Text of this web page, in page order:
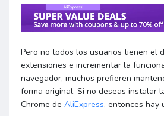
Pero no todos los usuarios tienen el
extensiones e incrementar la
navegador, muchos prefieren
forma original. Si no deseas instalar
Chrome de AliExpress, entonces hay